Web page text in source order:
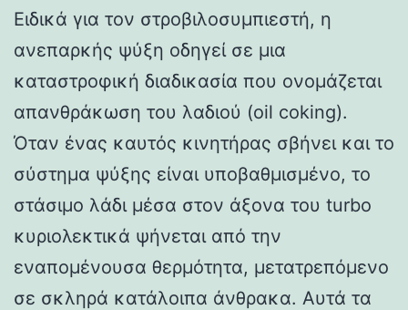
Ειδικά για τον στροβιλοσυμπιεστή, η
ανεπαρκής ψύξη οδηγεί σε μια
καταστροφική διαδικασία που ονομάζεται
απανθράκωση του λαδιού (oil coking).
Όταν ένας καυτός κινητήρας σβήνει και το
σύστημα ψύξης είναι υποβαθμισμένο, το
στάσιμο λάδι μέσα στον άξονα του turbo
κυριολεκτικά ψήνεται από την
εναπομένουσα θερμότητα, μετατρεπόμενο
σε σκληρά κατάλοιπα άνθρακα. Αυτά τα